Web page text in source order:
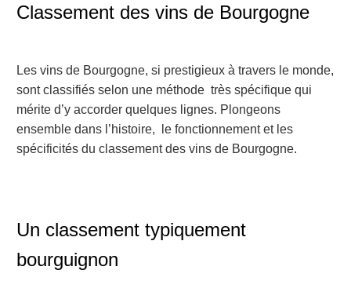
Classement des vins de Bourgogne
Les vins de Bourgogne, si prestigieux à travers le monde,
sont classifiés selon une méthode très spécifique qui
mérite d’y accorder quelques lignes. Plongeons
ensemble dans l’histoire, le fonctionnement et les
spécificités du classement des vins de Bourgogne.
Un classement typiquement
bourguignon